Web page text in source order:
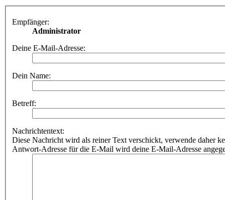
Empfänger:
Administrator
Deine E-Mail-Adresse:
Dein Name:
Betreff:
Nachrichtentext:
Diese Nachricht wird als reiner Text verschickt, verwende daher
Antwort-Adresse für die E-Mail wird deine E-Mail-Adresse